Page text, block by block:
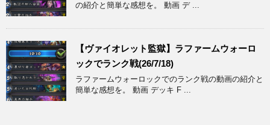
の紹介と簡単な感想を。 動画 デ ...
【ヴァイオレット監獄】ラファームウォーロ
ックでランク戦(26/7/18)
ラファームウォーロックでのランク戦の動画の紹介と
簡単な感想を。 動画 デッキ F ...